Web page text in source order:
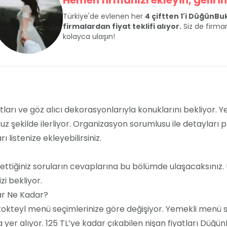
Türkiye'de evlenen her 4 çiftten 1'i
firmalardan fiyat teklifi alıyor. Siz de
kolayca ulaşın!
ve göz alıcı dekorasyonlarıyla konuklarını bekliyor.
şekilde ilerliyor. Organizasyon sorumlusu ile detayları
listenize ekleyebilirsiniz.
soruların cevaplarına bu bölümde
bekliyor.
Ne Kadar?
menü seçimlerinize göre değişiyor. Yemekli menü
alıyor. 125 TL’ye kadar çıkabilen nişan fiyatları